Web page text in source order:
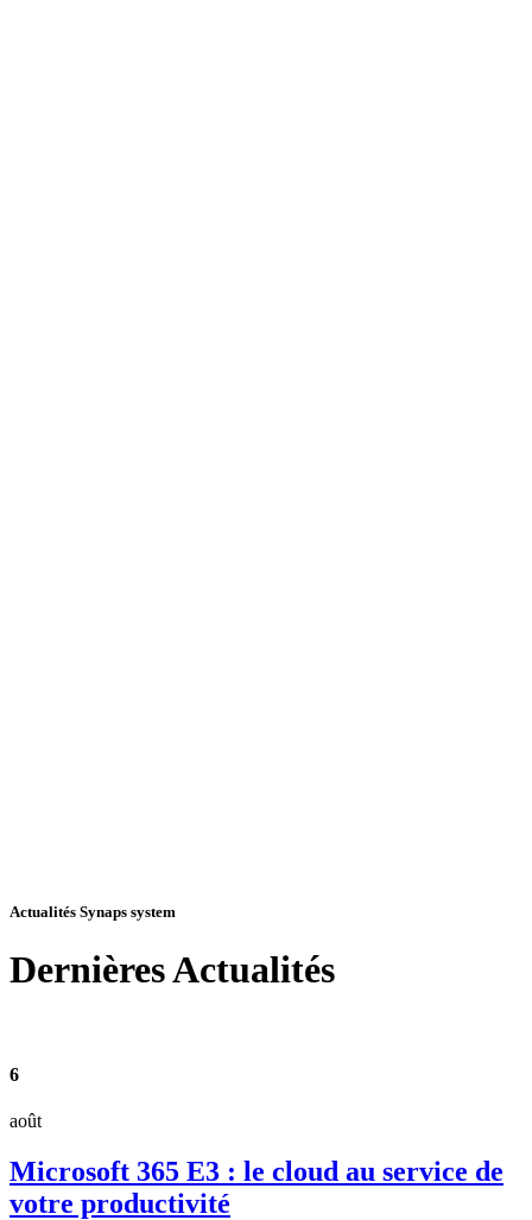
Actualités Synaps system
DernièresActualités
6
août
Microsoft 365 E3 : le cloud au service de
votre productivité